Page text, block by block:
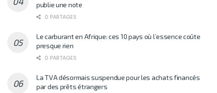
publie une note
0 PARTAGES
Le carburant en Afrique: ces 10 pays où l’essence coûte
presque rien
0 PARTAGES
La TVA désormais suspendue pour les achats financés
par des prêts étrangers